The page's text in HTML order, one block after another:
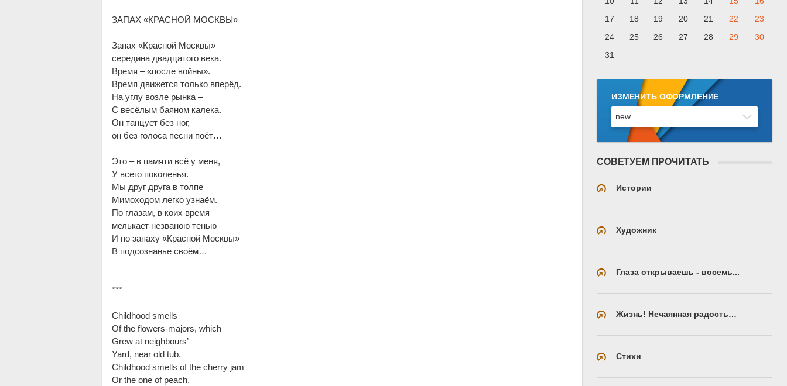
ЗАПАХ «КРАСНОЙ МОСКВЫ»
Запах «Красной Москвы» –
середина двадцатого века.
Время – «после войны».
Время движется только вперёд.
На углу возле рынка –
С весёлым баяном калека.
Он танцует без ног,
он без голоса песни поёт…
Это – в памяти всё у меня,
У всего поколенья.
Мы друг друга в толпе
Мимоходом легко узнаём.
По глазам, в коих время
мелькает незваною тенью
И по запаху «Красной Москвы»
В подсознанье своём…
***
Childhood smells
Of the flowers-majors, which
Grew at neighbours’
Yard, near old tub.
Childhood smells of the cherry jam
Or the one of peach,
17
18 19 20 21 22
23
24
25 26 27 28 29
30
31
ИЗМЕНИТЬ ОФОРМЛЕНИЕ
СОВЕТУЕМ ПРОЧИТАТЬ
Истории
Художник
Глаза открываешь - восемь...
Жизнь! Нечаянная радость…
Стихи